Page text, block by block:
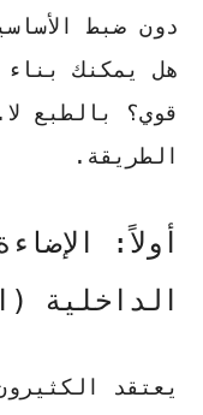
دون ضبط
هل يمكنك
قوي؟ بالطبع
الطريقة.
أولاً:
الداخلية
يعتقد